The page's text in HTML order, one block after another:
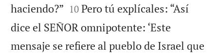
haciendo?” 

10 Pero tú explícales: “Así
dice el SEÑOR omnipotente: ‘Este
mensaje se refiere al pueblo de Israel que